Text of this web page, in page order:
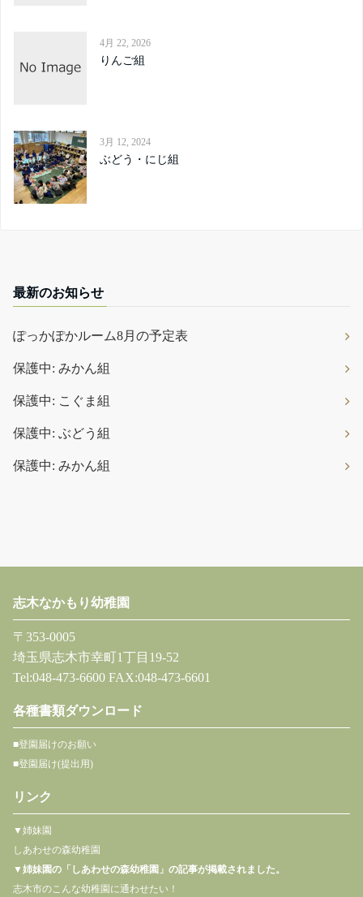
4月 22, 2026
りんご組
3月 12, 2024
ぶどう・にじ組
最新のお知らせ
ぽっかぽかルーム8月の予定表
保護中: みかん組
保護中: こぐま組
保護中: ぶどう組
保護中: みかん組
志木なかもり幼稚園
〒353-0005
埼玉県志木市幸町1丁目19-52
Tel:048-473-6600 FAX:048-473-6601
各種書類ダウンロード
■登園届けのお願い
■登園届け(提出用)
リンク
▼姉妹園
しあわせの森幼稚園
▼姉妹園の「しあわせの森幼稚園」の記事が掲載されました。
志木市のこんな幼稚園に通わせたい！